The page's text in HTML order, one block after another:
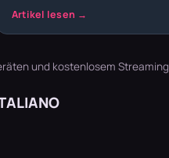
und kostenlosem Streaming.